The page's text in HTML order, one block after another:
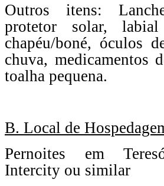
Outros itens:
protetor solar,
chapéu/boné, óculos
chuva, medicamentos
toalha pequena.
B. Local de
Pernoites em
Intercity ou similar